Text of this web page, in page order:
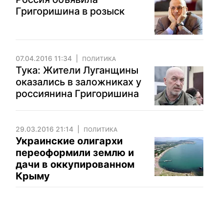
Григоришина в розыск
07.04.2016 11:34 ПОЛИТИКА
Тука: Жители Луганщины
оказались в заложниках у
россиянина Григоришина
29.03.2016 21:14 ПОЛИТИКА
Украинские олигархи
переоформили землю и
дачи в оккупированном
Крыму